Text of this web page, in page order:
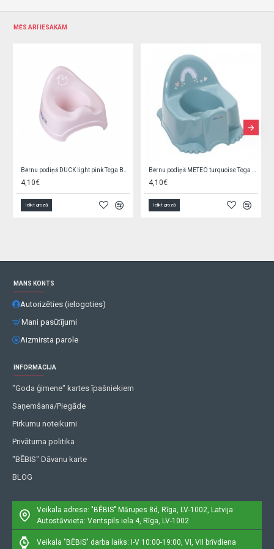
MĒS ARĪ IESAKĀM
4,10€
Ielikt grozā
4,10€
Ielikt grozā
MANS KONTS
Autorizēties (ielogoties)
Mani pasūtījumi
Aizmirsta parole
INFORMĀCIJA
"Goda ģimene" kartes īpašniekiem
Saņemšana/Piegāde
Pirkumu noteikumi
Privātuma politika
"BĒBIS" Dāvanu karte
BLOG
Veikala adrese: "BĒBIS" Mārupes 8d, Rīga, LV-1002, Latvija
Autostāvvieta: Ventspils iela 4, Rīga, LV-1002
Veikala "BĒBIS" darba laiks: I-V 10:00-19:00, VI, VII brīvdiena